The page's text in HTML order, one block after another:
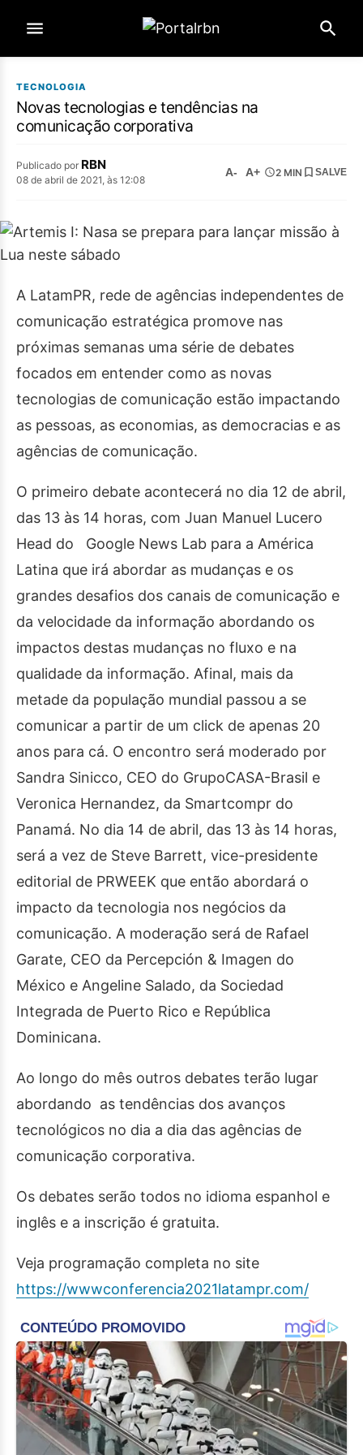
TECNOLOGIA
Novas tecnologias e tendências na
comunicação corporativa
Publicado por RBN
08 de abril de 2021, às 12:08
A- A+ 2 MIN SALVE
A LatamPR, rede de agências independentes de
comunicação estratégica promove nas
próximas semanas uma série de debates
focados em entender como as novas
tecnologias de comunicação estão impactando
as pessoas, as economias, as democracias e as
agências de comunicação.
O primeiro debate acontecerá no dia 12 de abril,
das 13 às 14 horas, com Juan Manuel Lucero
Head do Google News Lab para a América
Latina que irá abordar as mudanças e os
grandes desafios dos canais de comunicação e
da velocidade da informação abordando os
impactos destas mudanças no fluxo e na
qualidade da informação. Afinal, mais da
metade da população mundial passou a se
comunicar a partir de um click de apenas 20
anos para cá. O encontro será moderado por
Sandra Sinicco, CEO do GrupoCASA-Brasil e
Veronica Hernandez, da Smartcompr do
Panamá. No dia 14 de abril, das 13 às 14 horas,
será a vez de Steve Barrett, vice-presidente
editorial de PRWEEK que então abordará o
impacto da tecnologia nos negócios da
comunicação. A moderação será de Rafael
Garate, CEO da Percepción & Imagen do
México e Angeline Salado, da Sociedad
Integrada de Puerto Rico e República
Dominicana.
Ao longo do mês outros debates terão lugar
abordando as tendências dos avanços
tecnológicos no dia a dia das agências de
comunicação corporativa.
Os debates serão todos no idioma espanhol e
inglês e a inscrição é gratuita.
Veja programação completa no site
https://wwwconferencia2021latampr.com/